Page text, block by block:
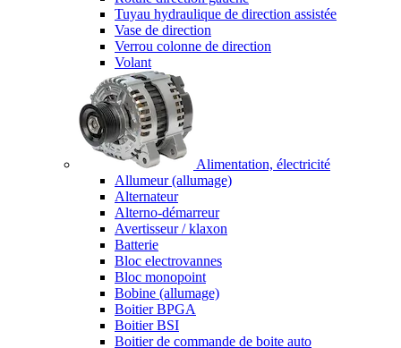
Tuyau hydraulique de direction assistée
Vase de direction
Verrou colonne de direction
Volant
Alimentation, électricité
Allumeur (allumage)
Alternateur
Alterno-démarreur
Avertisseur / klaxon
Batterie
Bloc electrovannes
Bloc monopoint
Bobine (allumage)
Boitier BPGA
Boitier BSI
Boitier de commande de boite auto